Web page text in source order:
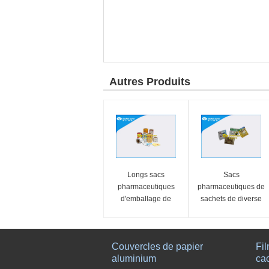
Autres Produits
Longs sacs
pharmaceutiques
d'emballage de
l'excellente capacité
de larme
Sacs
pharmaceutiques de
sachets de diverse
Couvercles de papier
aluminium